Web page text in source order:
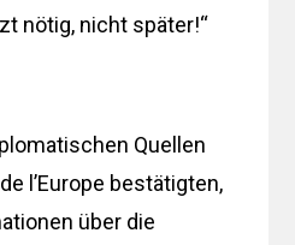
nötig, nicht später!“
Quellen
l’Europe bestätigten,
über die